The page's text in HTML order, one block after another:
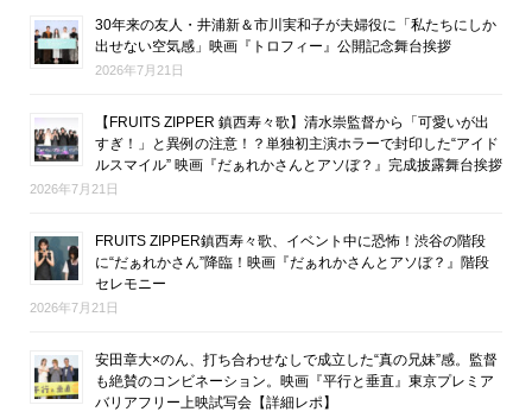
30年来の友人・井浦新＆市川実和子が夫婦役に「私たちにしか
出せない空気感」映画『トロフィー』公開記念舞台挨拶
2026年7月21日
【FRUITS ZIPPER 鎮西寿々歌】清水崇監督から「可愛いが出
すぎ！」と異例の注意！？単独初主演ホラーで封印した“アイド
ルスマイル” 映画『だぁれかさんとアソぼ？』完成披露舞台挨拶
2026年7月21日
FRUITS ZIPPER鎮西寿々歌、イベント中に恐怖！渋谷の階段
に“だぁれかさん”降臨！映画『だぁれかさんとアソぼ？』階段
セレモニー
2026年7月21日
安田章大×のん、打ち合わせなしで成立した“真の兄妹”感。監督
も絶賛のコンビネーション。映画『平行と垂直』東京プレミア
バリアフリー上映試写会【詳細レポ】